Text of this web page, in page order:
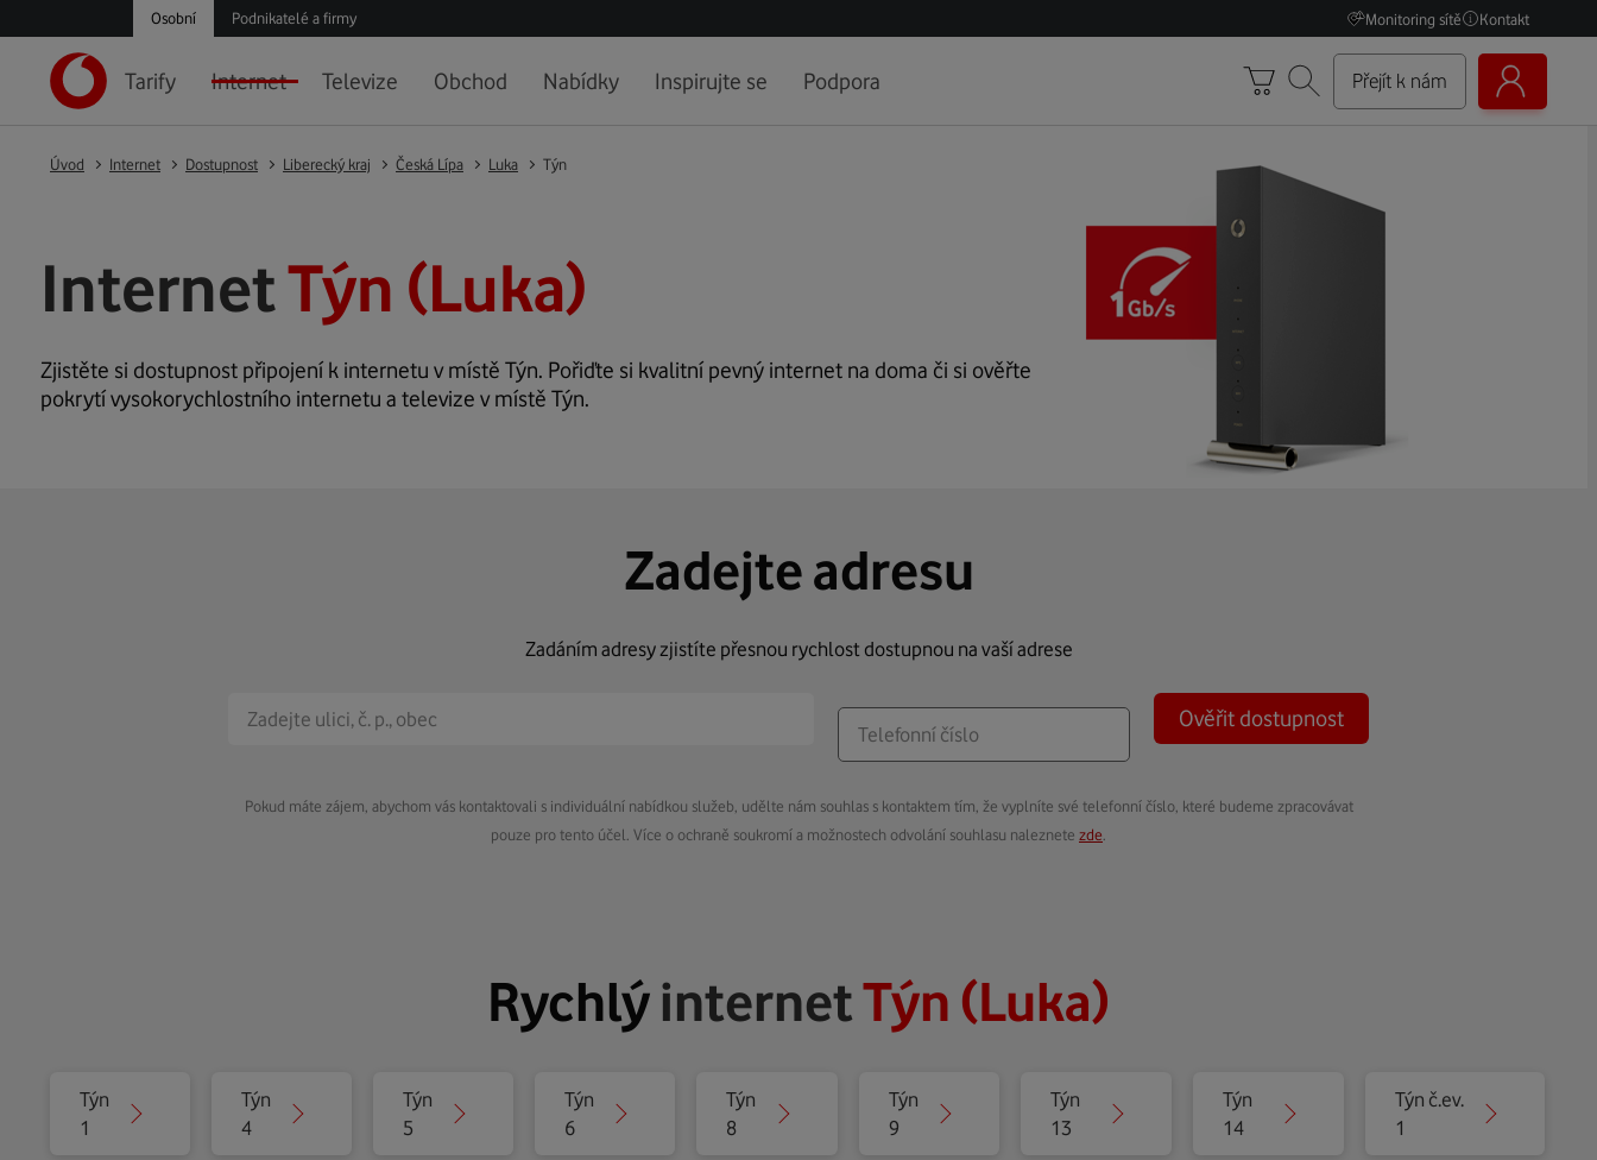
Osobní Podnikatelé a firmy Monitoring sítě Kontakt
Tarify Internet Televize Obchod Nabídky Inspirujte se Podpora Přejít k nám
Úvod Internet Dostupnost Liberecký kraj Česká Lípa Luka Týn
InternetTýn (Luka)
Zjistěte si dostupnost připojení k internetu v místě Týn. Pořiďte si kvalitní pevný internet na doma či si ověřte
pokrytí vysokorychlostního internetu a televize v místě Týn.
Zadejte adresu
Zadáním adresy zjistíte přesnou rychlost dostupnou na vaší adrese
Ověřit dostupnost
Pokud máte zájem, abychom vás kontaktovali s individuální nabídkou služeb, udělte nám souhlas s kontaktem tím, že vyplníte své telefonní číslo, které budeme zpracovávat
pouze pro tento účel. Více o ochraně soukromí a možnostech odvolání souhlasu naleznete zde
RychlýinternetTýn (Luka)
Týn
1
Týn
4
Týn
5
Týn
6
Týn
8
Týn
9
Týn
13
Týn
14
Týn č.ev.
1